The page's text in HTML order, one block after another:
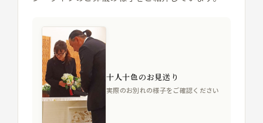
十人十色のお見送り
実際のお別れの様子をご確認ください